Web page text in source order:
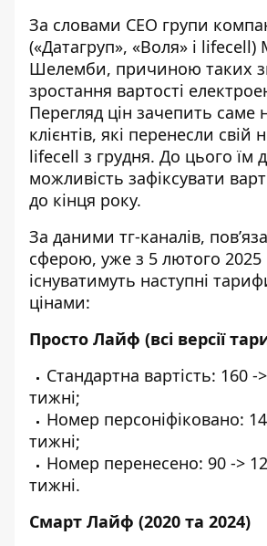
За словами CEO групи
(«Датагруп», «Воля» і
Шелемби, причиною таких
зростання вартості
Перегляд цін зачепить саме
клієнтів, які перенесли свій
lifecell з грудня. До цього їм
можливість зафіксувати
до кінця року.
За даними тг-каналів,
сферою, уже з 5 лютого 2025
існуватимуть наступні
цінами:
Просто Лайф (всі версії
Стандартна вартість: 160 -
тижні;
Номер персоніфіковано:
тижні;
Номер перенесено: 90 ->
тижні.
Смарт Лайф (2020 та 2024)